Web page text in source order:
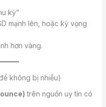
kỳ”
mạnh lên, hoặc kỳ vọng
hơn vàng.
không bị nhiễu)
trên nguồn uy tín có